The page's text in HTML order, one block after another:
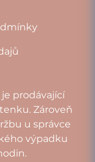
prodávající
Zároveň
u správce
výpadku